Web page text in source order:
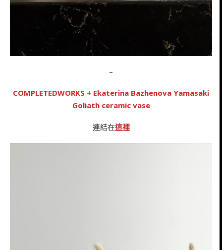
–
COMPLETEDWORKS + Ekaterina Bazhenova Yamasaki
Goliath ceramic vase
連結在這裡